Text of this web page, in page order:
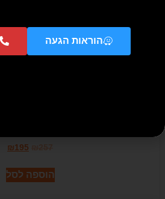
₪195
הוספה לסל
הוראות הגעה